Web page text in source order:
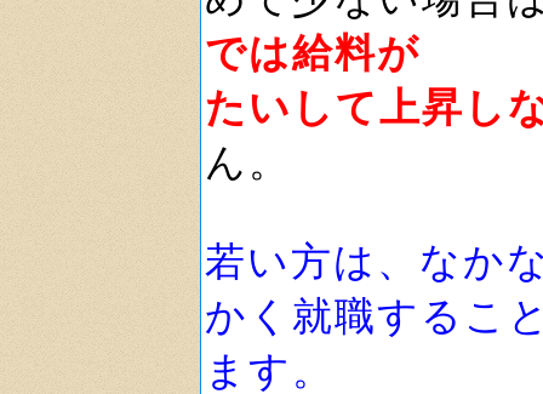
では給料が
たいして上昇し
ん。
若い方は、なか
かく就職するこ
ます。